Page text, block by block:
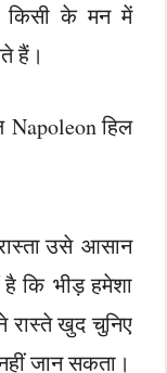
किसी के मन में
हैं।
Napoleon हिल
उसे आसान
कि भीड़ हमेशा
रास्ते खुद चुनिए
जान सकता।